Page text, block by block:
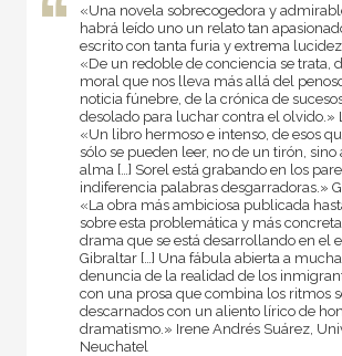
«Una novela sobrecogedora y
habrá leído uno un relato tan
escrito con tanta furia y extrema
«De un redoble de conciencia se trata,
moral que nos lleva más allá del
noticia fúnebre, de la crónica de
desolado para luchar contra el olvido.»
«Un libro hermoso e intenso, de esos
sólo se pueden leer, no de un tirón, sino
alma […] Sorel está grabando en los
indiferencia palabras desgarradoras.»
«La obra más ambiciosa publicada
sobre esta problemática y más
drama que se está desarrollando en el
Gibraltar […] Una fábula abierta a
denuncia de la realidad de los
con una prosa que combina los ritmos
descarnados con un aliento lírico de
dramatismo.» Irene Andrés Suárez,
Neuchatel